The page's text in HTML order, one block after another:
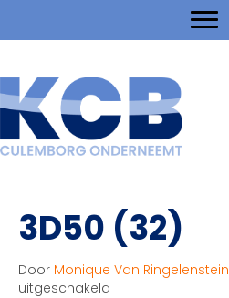
3D50 (32)
Door Monique Van Ringelenstein
uitgeschakeld